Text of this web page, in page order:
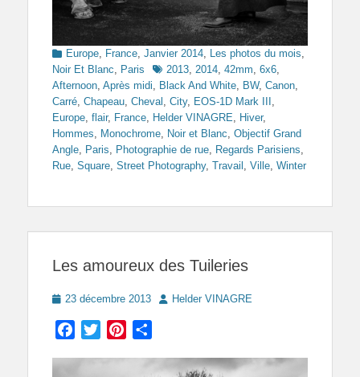
Categories
Europe, France, Janvier 2014, Les photos du mois,
Noir Et Blanc, Paris Tags2013, 2014, 42mm, 6x6,
Afternoon, Après midi, Black And White, BW, Canon,
Carré, Chapeau, Cheval , City, EOS-1D Mark III ,
Europe, flair, France, Helder VINAGRE, Hiver,
Hommes, Monochrome, Noir et Blanc, Objectif Grand
Angle, Paris, Photographie de rue, Regards Parisiens,
Rue, Square, Street Photography, Travail , Ville, Winter
Les amoureux des Tuileries
Posted
23 décembre 2013 AuthorHelder VINAGRE
Facebook
TwitterPinterest